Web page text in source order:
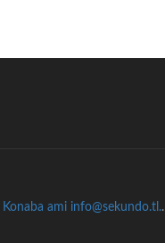
Konaba ami info@sekundo.tl..